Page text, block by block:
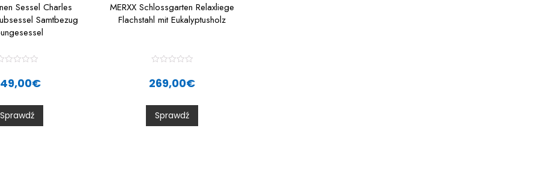
Sessel Charles
Samtbezug
o
u
€
Sprawdź
MERXX Schlossgarten Relaxliege
Flachstahl mit Eukalyptusholz
t
0
o
u
t
269,00€
Sprawdź